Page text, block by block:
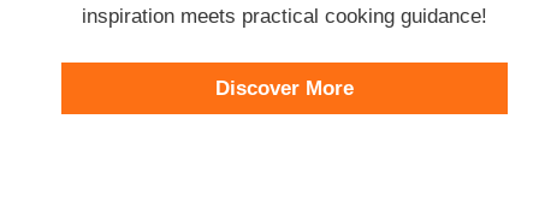
inspiration meets practical cooking guidance!
Discover More